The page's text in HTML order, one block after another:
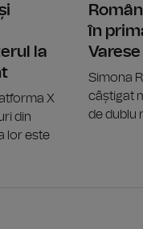
la
X
din
lor este
în
Varese
Simona
câștigat
de dublu